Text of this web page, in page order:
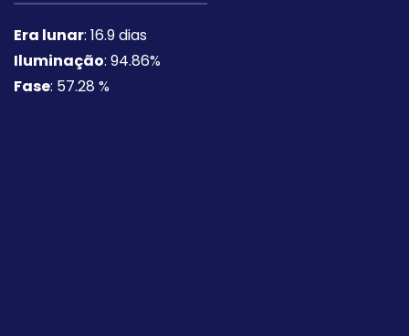
Era lunar: 16.9 dias
Iluminação: 94.86%
Fase: 57.28 %